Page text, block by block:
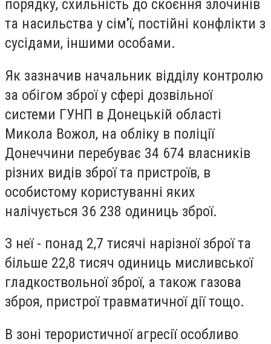
порядку, схильність до скоєння злочинів
та насильства у сім'ї, постійні конфлікти з
сусідами, іншими особами.
Як зазначив начальник відділу контролю
за обігом зброї у сфері дозвільної
системи ГУНП в Донецькій області
Микола Вожол, на обліку в поліції
Донеччини перебуває 34 674 власників
різних видів зброї та пристроїв, в
особистому користуванні яких
налічується 36 238 одиниць зброї.
З неї - понад 2,7 тисячі нарізної зброї та
більше 22,8 тисяч одиниць мисливської
гладкоствольної зброї, а також газова
зброя, пристрої травматичної дії тощо.
В зоні терористичної агресії особливо